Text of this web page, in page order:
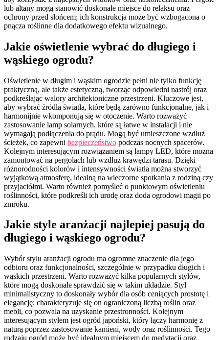
lub altany mogą stanowić doskonałe miejsce do relaksu oraz
ochrony przed słońcem; ich konstrukcja może być wzbogacona o
pnącza roślinne dla dodatkowego efektu wizualnego.
Jakie oświetlenie wybrać do długiego i
wąskiego ogrodu?
Oświetlenie w długim i wąskim ogrodzie pełni nie tylko funkcję
praktyczną, ale także estetyczną, tworząc odpowiedni nastrój oraz
podkreślając walory architektoniczne przestrzeni. Kluczowe jest,
aby wybrać źródła światła, które będą zarówno funkcjonalne, jak i
harmonijnie wkomponują się w otoczenie. Warto rozważyć
zastosowanie lamp solarnych, które są łatwe w instalacji i nie
wymagają podłączenia do prądu. Mogą być umieszczone wzdłuż
ścieżek, co zapewni bezpieczeństwo podczas nocnych spacerów.
Kolejnym interesującym rozwiązaniem są lampy LED, które można
zamontować na pergolach lub wzdłuż krawędzi tarasu. Dzięki
różnorodności kolorów i intensywności światła można stworzyć
wyjątkową atmosferę, idealną na wieczorne spotkania z rodziną czy
przyjaciółmi. Warto również pomyśleć o punktowym oświetleniu
roślinności, które podkreśli ich urodę oraz doda ogrodowi magii po
zmroku.
Jakie style aranżacji najlepiej pasują do
długiego i wąskiego ogrodu?
Wybór stylu aranżacji ogrodu ma ogromne znaczenie dla jego
odbioru oraz funkcjonalności, szczególnie w przypadku długich i
wąskich przestrzeni. Warto rozważyć kilka popularnych stylów,
które mogą doskonale sprawdzić się w takim układzie. Styl
minimalistyczny to doskonały wybór dla osób ceniących prostotę i
elegancję; charakteryzuje się on ograniczoną liczbą roślin oraz
mebli, co pozwala na uzyskanie przestronności. Kolejnym
interesującym stylem jest ogród japoński, który łączy harmonię z
naturą poprzez zastosowanie kamieni, wody oraz roślinności. Tego
rodzaju ogród może być idealnym miejscem do medytacji oraz